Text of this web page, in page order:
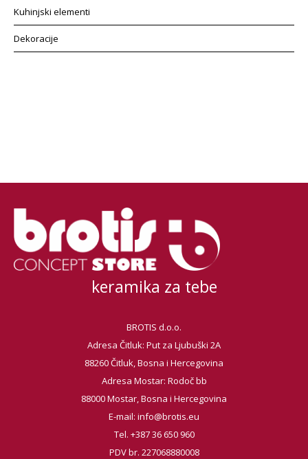
Kuhinjski elementi
Dekoracije
keramika za tebe
BROTIS d.o.o.
Adresa Čitluk: Put za Ljubuški 2A
88260 Čitluk, Bosna i Hercegovina
Adresa Mostar: Rodoč bb
88000 Mostar, Bosna i Hercegovina
E-mail: info@brotis.eu
Tel. +387 36 650 960
PDV br. 227068880008